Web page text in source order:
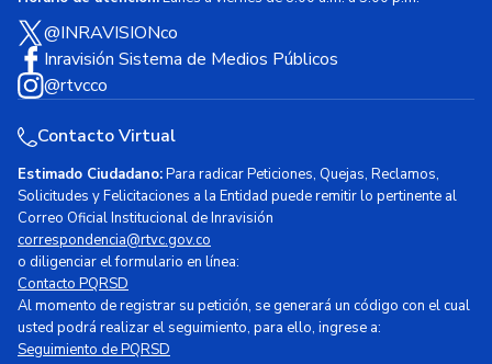
@INRAVISIONco
Inravisión Sistema de Medios Públicos
@rtvcco
Contacto Virtual
Estimado Ciudadano:Para radicar Peticiones, Quejas, Reclamos,
Solicitudes y Felicitaciones a la Entidad puede remitir lo pertinente al
Correo Oficial Institucional de Inravisión
correspondencia@rtvc.gov.co
o diligenciar el formulario en línea:
Contacto PQRSD
Al momento de registrar su petición, se generará un código con el cual
usted podrá realizar el seguimiento, para ello, ingrese a:
Seguimiento de PQRSD